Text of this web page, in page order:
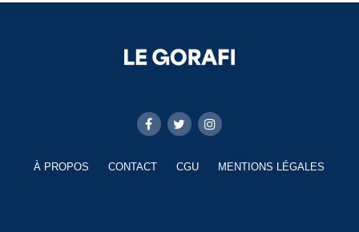
À PROPOS CONTACT CGU MENTIONS LÉGALES